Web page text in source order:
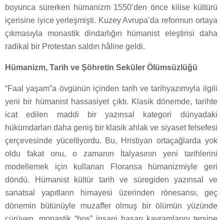
boyunca sürerken hümanizm 1550’den önce kilise kültürü
içerisine iyice yerleşmişti. Kuzey Avrupa’da reformun ortaya
çıkmasıyla monastik dindarlığın hümanist eleştirisi daha
radikal bir Protestan saldırı hâline geldi.
Hümanizm, Tarih ve Şöhretin Seküler Ölümsüzlüğü
“Faal yaşam”a övgünün içinden tarih ve tarihyazımıyla ilgili
yeni bir hümanist hassasiyet çıktı. Klasik dönemde, tarihte
icat edilen maddi bir yazınsal kategori dünyadaki
hükümdarları daha geniş bir klasik ahlak ve siyaset felsefesi
çerçevesinde yüceltiyordu. Bu, Hristiyan ortaçağlarda yok
oldu fakat onu, o zamanın İtalyasının yeni tarihlerini
modellemek için kullanan Floransa hümanizmiyle geri
döndü. Hümanist kültür tarih ve süregiden yazınsal ve
sanatsal yapıtların himayesi üzerinden rönesansı, geç
dönemin bütünüyle muzaffer olmuş bir ölümün yüzünde